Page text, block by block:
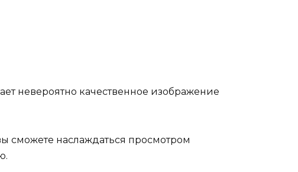
невероятно качественное изображение
сможете наслаждаться просмотром